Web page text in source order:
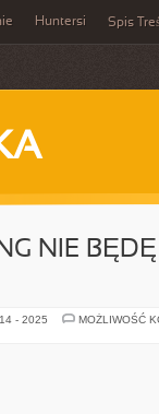
Huntersi Spis
NIE
- 2025
MOŻLIWOŚĆ